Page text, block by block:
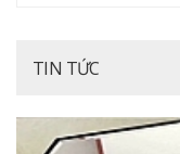
TIN TỨC